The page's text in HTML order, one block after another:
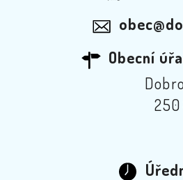
Obecní
250